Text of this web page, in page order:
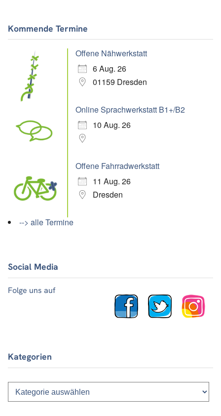
Kommende Termine
Offene Nähwerkstatt
6 Aug. 26
01159 Dresden
Online Sprachwerkstatt B1+/B2
10 Aug. 26
Offene Fahrradwerkstatt
11 Aug. 26
Dresden
--> alle Termine
Social Media
Folge uns auf
Kategorien
Kategorien